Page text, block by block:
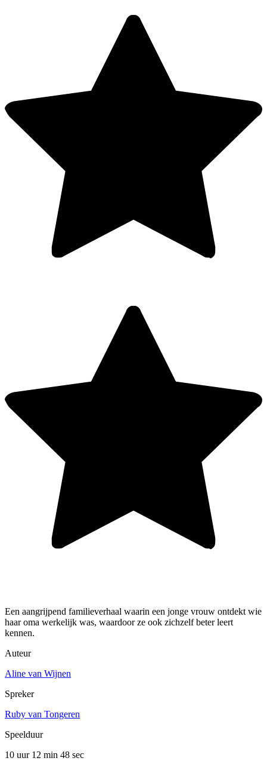
Een aangrijpend familieverhaal waarin een jonge vrouw ontdekt wie
haar oma werkelijk was, waardoor ze ook zichzelf beter leert
kennen.
Auteur
Aline van Wijnen
Spreker
Ruby van Tongeren
Speelduur
10 uur 12 min 48 sec